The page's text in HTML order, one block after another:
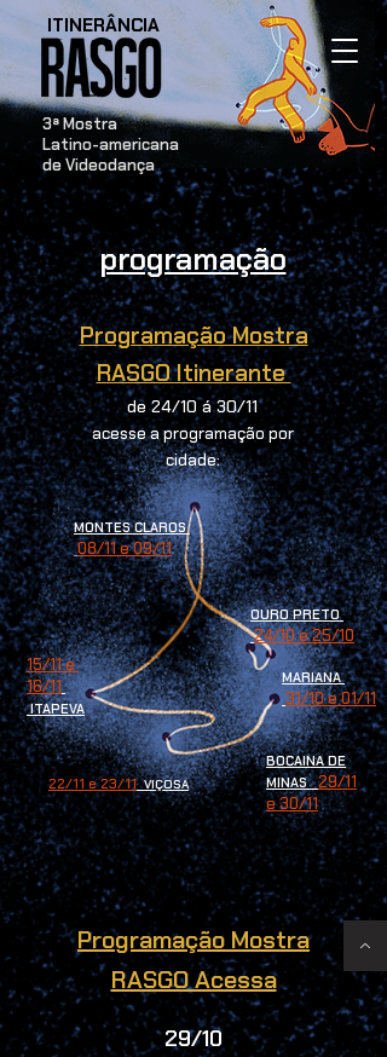
ITINERÂNCIA
​3ª Mostra
Latino-americana
de Videodança
programação
Programação Mostra
RASGO Itinerante
de 24/10 á30/11
acesse a programação por
cidade:
MONTES CLAROS
08/11 e 09/11
OURO PRETO
24/10 e 25/10
15/11 e
16/11
ITAPEVA
MARIANA
31/10 e 01/11
BOCAINADE
MINAS29/11
e 30/11
22/11 e 23/11 VIÇOSA
Programação Mostra
RASGO Acessa
29/10